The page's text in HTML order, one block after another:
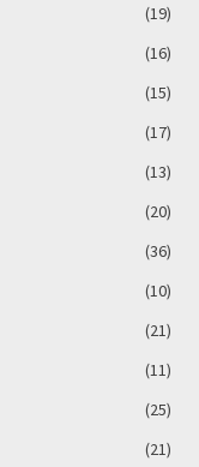
(19)
(16)
(15)
(17)
(13)
(20)
(36)
(10)
(21)
(11)
(25)
(21)